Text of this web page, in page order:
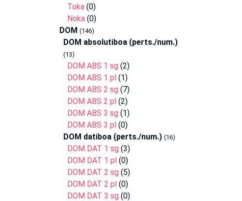
Toka (0)
Noka (0)
DOM (146)
DOM absolutiboa (perts./num.)
(13)
DOM ABS 1 sg (2)
DOM ABS 1 pl (1)
DOM ABS 2 sg (7)
DOM ABS 2 pl (2)
DOM ABS 3 sg (1)
DOM ABS 3 pl (0)
DOM datiboa (perts./num.) (16)
DOM DAT 1 sg (3)
DOM DAT 1 pl (0)
DOM DAT 2 sg (5)
DOM DAT 2 pl (0)
DOM DAT 3 sg (0)